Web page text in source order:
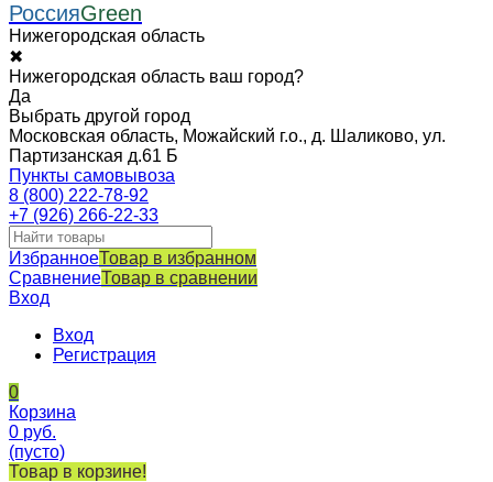
РоссияGreen
Нижегородская область
✖
Нижегородская область ваш город?
Да
Выбрать другой город
Московская область, Можайский г.о., д. Шаликово, ул.
Партизанская д.61 Б
Пункты самовывоза
8 (800) 222-78-92
+7 (926) 266-22-33
ИзбранноеТовар в избранном
СравнениеТовар в сравнении
Вход
Вход
Регистрация
0
Корзина
0 руб.
(пусто)
Товар в корзине!